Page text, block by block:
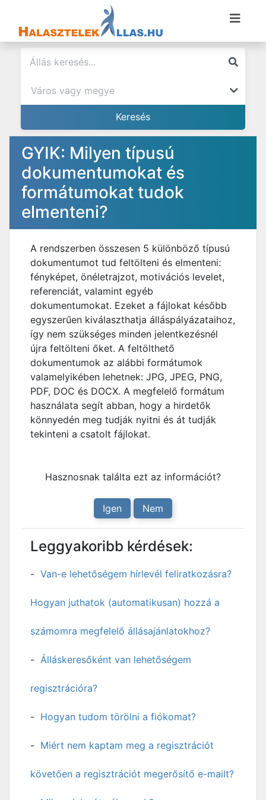
GYIK: Milyen típusú
dokumentumokat és
formátumokat tudok
elmenteni?
A rendszerben összesen 5 különböző típusú
dokumentumot tud feltölteni és elmenteni:
fényképet, önéletrajzot, motivációs levelet,
referenciát, valamint egyéb
dokumentumokat. Ezeket a fájlokat később
egyszerűen kiválaszthatja álláspályázataihoz,
így nem szükséges minden jelentkezésnél
újra feltölteni őket. A feltölthető
dokumentumok az alábbi formátumok
valamelyikében lehetnek: JPG, JPEG, PNG,
PDF, DOC és DOCX. A megfelelő formátum
használata segít abban, hogy a hirdetők
könnyedén meg tudják nyitni és át tudják
tekinteni a csatolt fájlokat.
Hasznosnak találta ezt az információt?
Igen Nem
Leggyakoribb kérdések:
Van-e lehetőségem hírlevél feliratkozásra?
Hogyan juthatok (automatikusan) hozzá a
számomra megfelelő állásajánlatokhoz?
Álláskeresőként van lehetőségem
regisztrációra?
Hogyan tudom törölni a fiókomat?
Miért nem kaptam meg a regisztrációt
követően a regisztrációt megerősítő e-mailt?